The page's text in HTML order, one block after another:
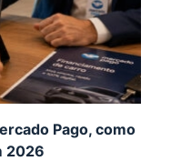
Pago, como
2026